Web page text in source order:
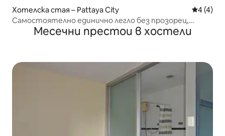
Хотелска стая – Pattaya City Средна
4 (4)
Самостоятелно единично легло без прозорец,
самостоятелно единично легло, единично легло
Месечни престои в хостели